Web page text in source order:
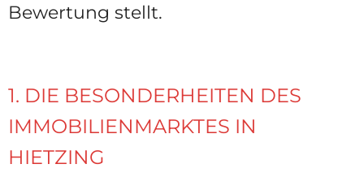
Bewertung stellt.
1. DIE BESONDERHEITEN DES
IMMOBILIENMARKTES IN
HIETZING